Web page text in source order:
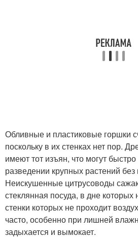
Обливные и пластиковые горшки
поскольку в их стенках нет пор.
имеют тот изъян, что могут быстро
разведении крупных растений без
Неискушенные цитрусоводы
стеклянная посуда, в дне которых
стенки которых не проходит
часто, особенно при лишней
задыхается и вымокает.